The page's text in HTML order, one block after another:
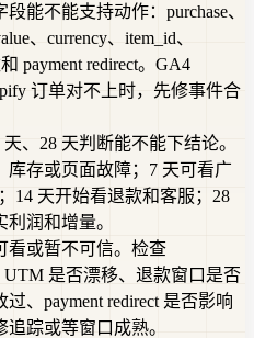
能不能支持动作：purchase、
、currency、item_id、
payment redirect。GA4
订单对不上时，先修事件合
、28 天判断能不能下结论。
库存或页面故障；7 天可看广
14 天开始看退款和客服；28
润和增量。
看或暂不可信。检查
UTM 是否漂移、退款窗口是否
、payment redirect 是否影响
踪或等窗口成熟。